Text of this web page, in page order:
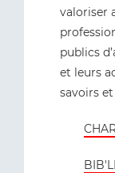
valoriser
publics
et leurs
savoirs